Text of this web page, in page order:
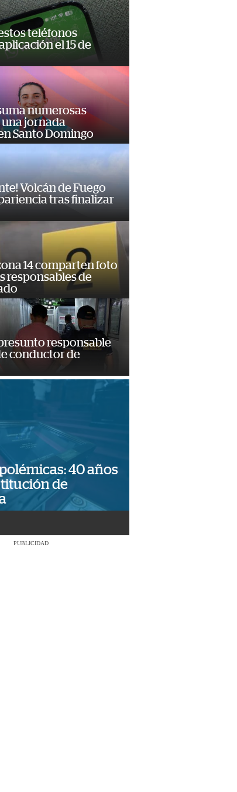
teléfonos
el 15 de
numerosas
una jornada
Santo Domingo
Volcán de Fuego
tras finalizar
14 comparten foto
responsables de
responsable
conductor de
40 años
de
PUBLICIDAD